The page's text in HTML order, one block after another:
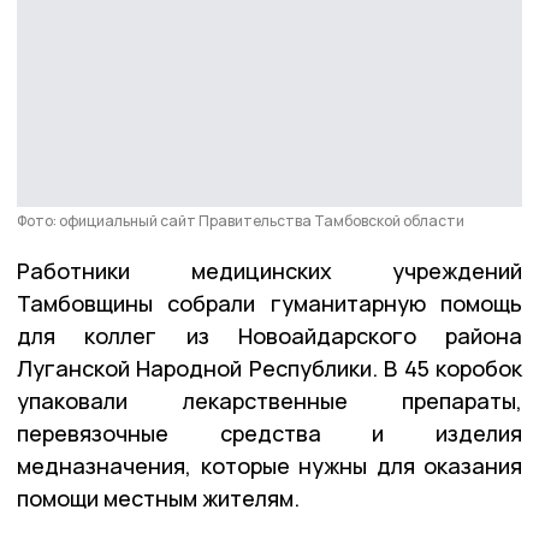
Фото: официальный сайт Правительства Тамбовской области
Работники медицинских учреждений
Тамбовщины собрали гуманитарную помощь
для коллег из Новоайдарского района
Луганской Народной Республики. В 45 коробок
упаковали лекарственные препараты,
перевязочные средства и изделия
медназначения, которые нужны для оказания
помощи местным жителям.